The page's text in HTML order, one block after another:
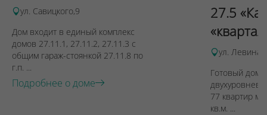
ул. Савицкого,9
Дом входит в единый комплекс
домов 27.11.1, 27.11.2, 27.11.3 с
общим гараж-стоянкой 27.11.8 по
г.п. ...
Подробнее о доме
27.5
ул. Левина,
Готовый дом
77 квартир
кв.м. ...